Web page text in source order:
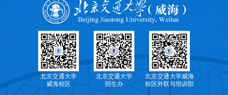
北京交通大学
威海校区
北京交通大学
招生办
北京交通大学威海
校区外联与培训部